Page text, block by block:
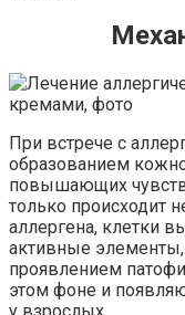
При встрече с
образованием
повышающих
только происходит
аллергена, клетки
активные элементы,
проявлением
этом фоне и